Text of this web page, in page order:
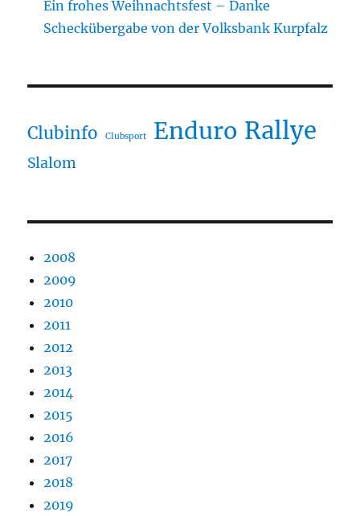
Ein frohes Weihnachtsfest – Danke
Scheckübergabe von der Volksbank Kurpfalz
Clubinfo Clubsport Enduro Rallye
Slalom
2008
2009
2010
2011
2012
2013
2014
2015
2016
2017
2018
2019